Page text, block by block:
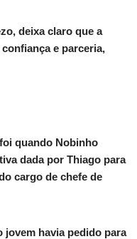
deixa claro que a
e parceria,
quando Nobinho
dada por Thiago para
cargo de chefe de
jovem havia pedido para